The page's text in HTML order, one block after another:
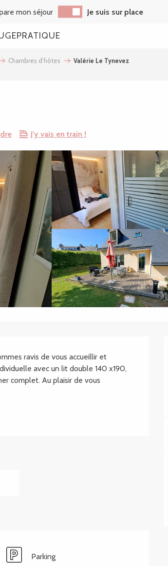
mon séjour Je suis sur place
PRATIQUE
Chambres d’hôtes Valérie Le Tynevez
J'y vais en train !
ravis de vous accueillir et
avec un lit double 140 x190,
complet. Au plaisir de vous
Parking